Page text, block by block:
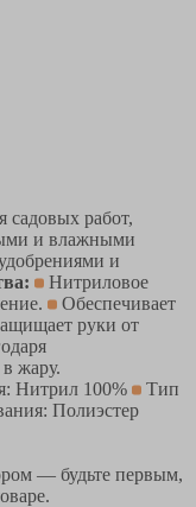
садовых работ,
и влажными
и
Нитриловое
Обеспечивает
руки от
жару.
Нитрил 100%
Тип
Полиэстер
— будьте первым,